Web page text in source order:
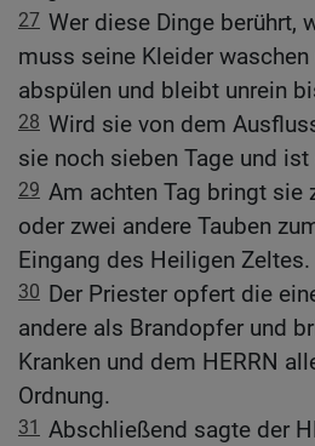
27 Wer diese Dinge berührt,
muss seine Kleider
abspülen und bleibt unrein
28 Wird sie von dem
sie noch sieben Tage und
29 Am achten Tag bringt sie
oder zwei andere Tauben
Eingang des Heiligen Zeltes.
30 Der Priester opfert die
andere als Brandopfer und
Kranken und dem HERRN
Ordnung.
31 Abschließend sagte der